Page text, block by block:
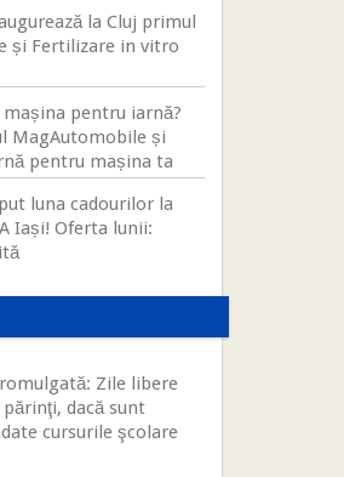
la Cluj primul
și Fertilizare in vitro
pentru iarnă?
MagAutomobile și
pentru mașina ta
luna cadourilor la
Iași! Oferta lunii:
Zile libere
dacă sunt
cursurile şcolare